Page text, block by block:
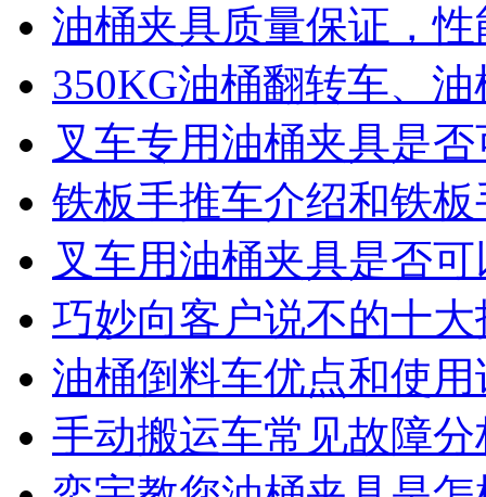
油桶夹具质量保证，
350KG油桶翻转车、
叉车专用油桶夹具是
铁板手推车介绍和铁
叉车用油桶夹具是否
巧妙向客户说不的十大
油桶倒料车优点和使用
手动搬运车常见故障